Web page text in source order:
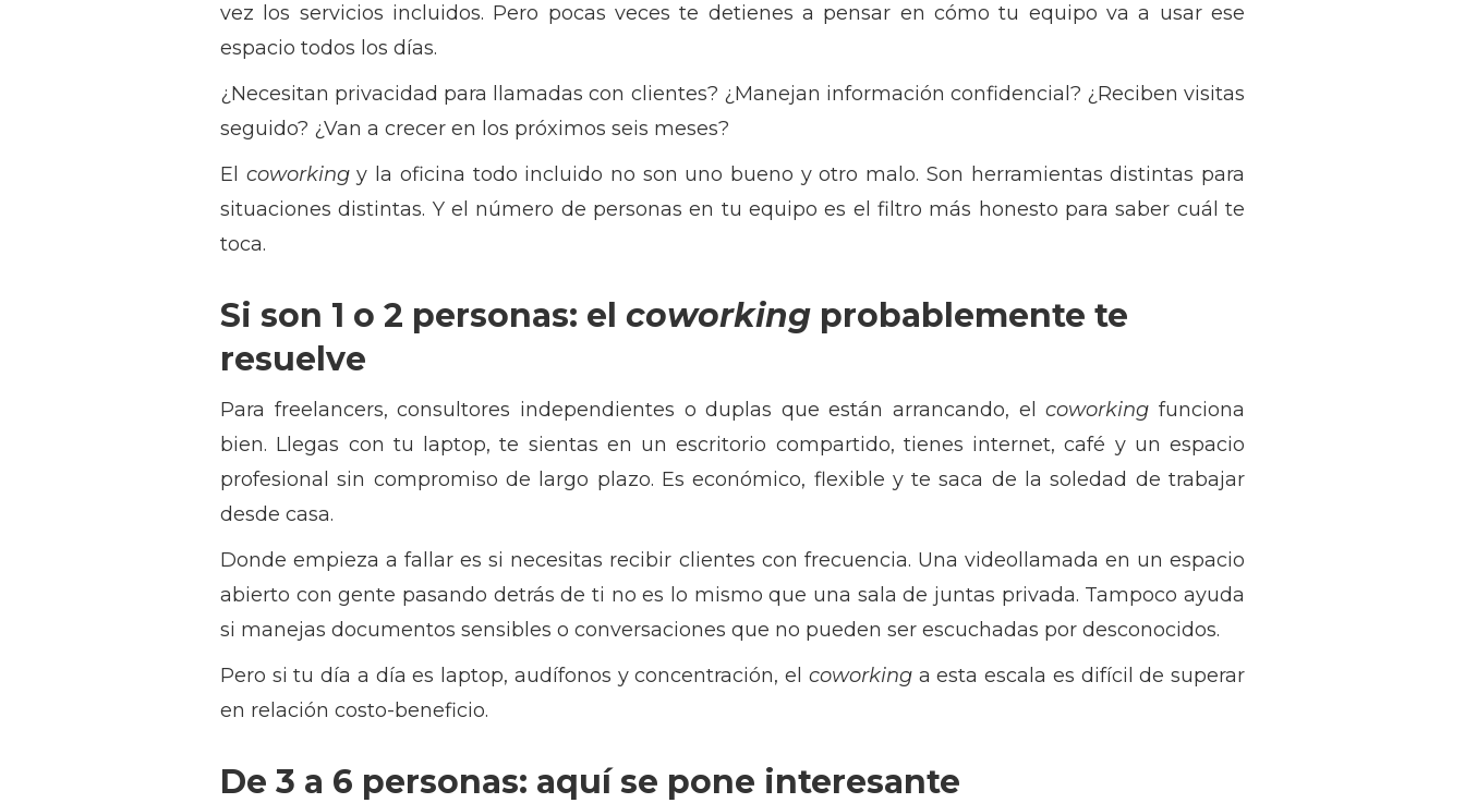
vez los servicios incluidos. Pero pocas veces te detienes a pensar en cómo tu equipo va a usar ese
espacio todos los días.
¿Necesitan privacidad para llamadas con clientes? ¿Manejan información confidencial? ¿Reciben visitas
seguido? ¿Van a crecer en los próximos seis meses?
El coworkingy la oficina todo incluido no son uno bueno y otro malo. Son herramientas distintas para
situaciones distintas. Y el número de personas en tu equipo es el filtro más honesto para saber cuál te
toca.
Si son 1 o 2 personas: el coworking probablemente te
resuelve
Para freelancers, consultores independientes o duplas que están arrancando, elcoworking funciona
bien. Llegas con tu laptop, te sientas en un escritorio compartido, tienes internet, café y un espacio
profesional sin compromiso de largo plazo. Es económico, flexible y te saca de la soledad de trabajar
desde casa.
Donde empieza a fallar es si necesitas recibir clientes con frecuencia. Una videollamada en un espacio
abierto con gente pasando detrás de ti no es lo mismo que una sala de juntas privada. Tampoco ayuda
si manejas documentos sensibles o conversaciones que no pueden ser escuchadas por desconocidos.
Pero si tu día a día es laptop, audífonos y concentración, el coworkinga esta escala es difícil de superar
en relación costo-beneficio.
De 3 a 6 personas: aquí se pone interesante